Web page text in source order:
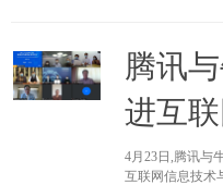
腾讯
进互
4月23日,腾讯与
互联网信息技术